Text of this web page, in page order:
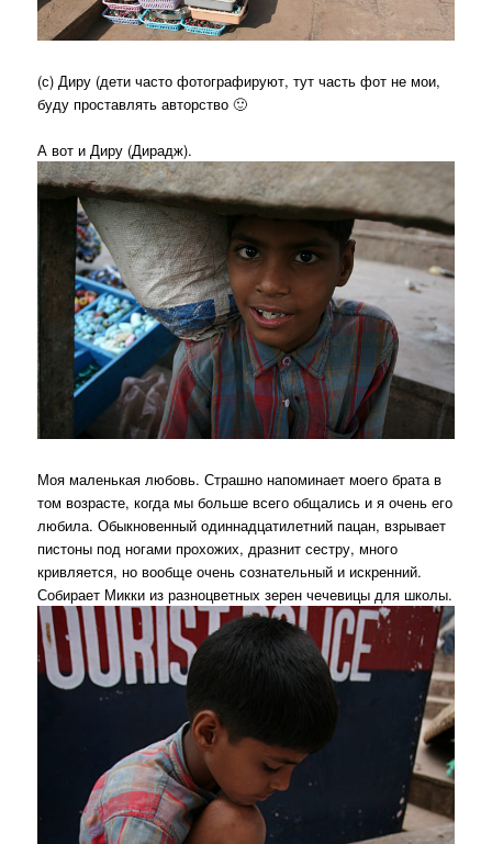
(с) Диру (дети часто фотографируют, тут часть фот не мои,
буду проставлять авторство 🙂
А вот и Диру (Дирадж).
Моя маленькая любовь. Страшно напоминает моего брата в
том возрасте, когда мы больше всего общались и я очень его
любила. Обыкновенный одиннадцатилетний пацан, взрывает
пистоны под ногами прохожих, дразнит сестру, много
кривляется, но вообще очень сознательный и искренний.
Собирает Микки из разноцветных зерен чечевицы для школы.